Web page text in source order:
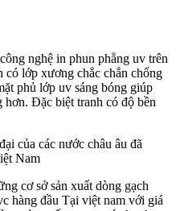
nghệ in phun phẳng uv trên
có lớp xương chắc chắn chống
phủ lớp uv sáng bóng giúp
hơn. Đặc biệt tranh có độ bền
của các nước châu âu đã
Nam
cơ sở sản xuất dòng gạch
hàng đầu Tại việt nam với giá